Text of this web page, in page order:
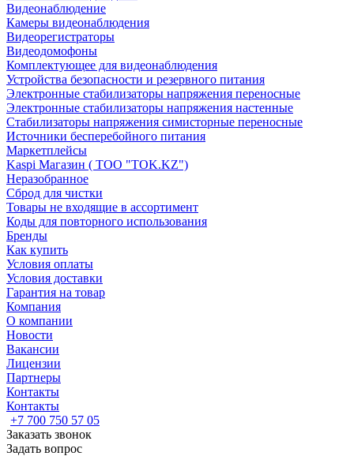
Видеонаблюдение
Камеры видеонаблюдения
Видеорегистраторы
Видеодомофоны
Комплектующее для видеонаблюдения
Устройства безопасности и резервного питания
Электронные стабилизаторы напряжения переносные
Электронные стабилизаторы напряжения настенные
Стабилизаторы напряжения симисторные переносные
Источники бесперебойного питания
Маркетплейсы
Kaspi Магазин ( ТОО "TOK.KZ")
Неразобранное
Сброд для чистки
Товары не входящие в ассортимент
Коды для повторного использования
Бренды
Как купить
Условия оплаты
Условия доставки
Гарантия на товар
Компания
О компании
Новости
Вакансии
Лицензии
Партнеры
Контакты
Контакты
+7 700 750 57 05
Заказать звонок
Задать вопрос